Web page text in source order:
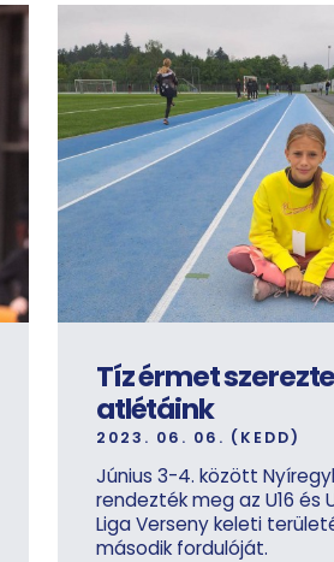
Tíz érmet
atlétáink
2023. 06. 06. (KEDD)
Június 3-4. között
rendezték meg az U16 és
Liga Verseny keleti
második fordulóját.